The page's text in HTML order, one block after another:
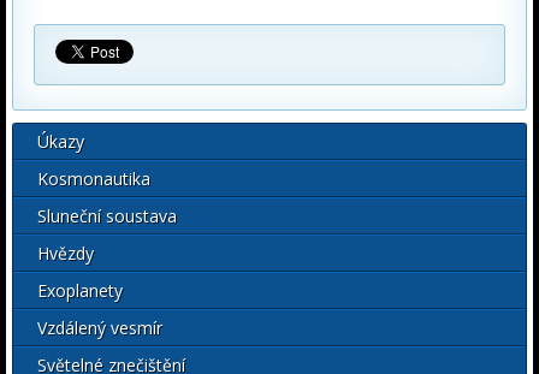
Úkazy
Kosmonautika
Sluneční soustava
Hvězdy
Exoplanety
Vzdálený vesmír
Světelné znečištění